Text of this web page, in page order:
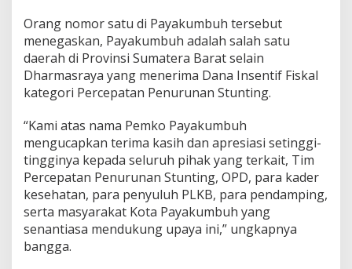
J
u
m
b
l
a
n
y
a
Orang nomor satu di Payakumbuh tersebut
menegaskan, Payakumbuh adalah salah satu
daerah di Provinsi Sumatera Barat selain
Dharmasraya yang menerima Dana Insentif Fiskal
kategori Percepatan Penurunan Stunting.
“Kami atas nama Pemko Payakumbuh
mengucapkan terima kasih dan apresiasi setinggi-
tingginya kepada seluruh pihak yang terkait, Tim
Percepatan Penurunan Stunting, OPD, para kader
kesehatan, para penyuluh PLKB, para pendamping,
serta masyarakat Kota Payakumbuh yang
senantiasa mendukung upaya ini,” ungkapnya
bangga.